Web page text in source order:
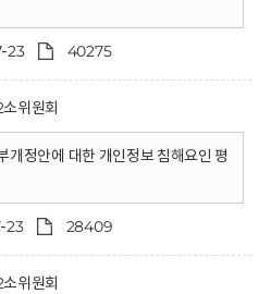
23 40275
소위원회
개정안에 대한 개인정보 침해요인 평
23 28409
소위원회